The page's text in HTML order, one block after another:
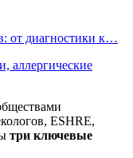
от диагностики к…
аллергические
ESHRE,
три ключевые